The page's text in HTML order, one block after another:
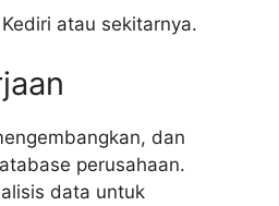
atau sekitarnya.
dan
perusahaan.
data untuk